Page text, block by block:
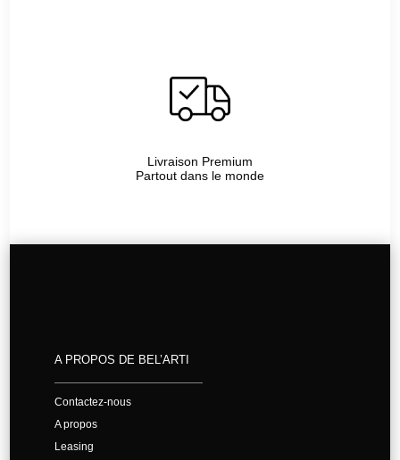
Livraison Premium
Partout dans le monde
A PROPOS DE BEL’ARTI
Contactez-nous
A propos
Leasing